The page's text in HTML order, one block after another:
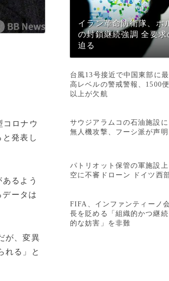
コロナウ
発表し
るよう
ータは
が、変異
れる」と
イラン革命防衛隊、ホ
の封鎖継続強調 全要求
迫る
台風13号接近で中国東部に最
高レベルの警戒警報、1500便
以上が欠航
サウジアラムコの石油施設に
無人機攻撃、フーシ派が声明
パトリオット保管の軍施設上
空に不審ドローン ドイツ西
FIFA、インファンティーノ会
長を貶める「組織的かつ継続
的な妨害」を非難